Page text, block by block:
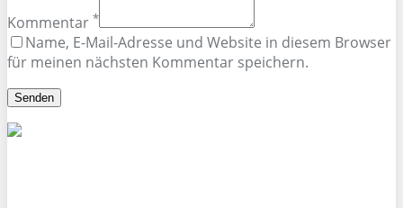
Kommentar *
Name, E-Mail-Adresse und Website in diesem Browser
für meinen nächsten Kommentar speichern.